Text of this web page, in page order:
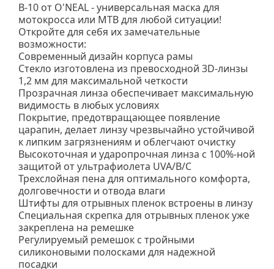
B-10 от O'NEAL - универсальная маска для
мотокросса или MTB для любой ситуации!
Откройте для себя их замечательные
возможности:
Современный дизайн корпуса рамы
Стекло изготовлена из превосходной 3D-линзы
1,2 мм для максимальной четкости
Прозрачная линза обеспечивает максимальную
видимость в любых условиях
Покрытие, предотвращающее появление
царапин, делает линзу чрезвычайно устойчивой
к липким загрязнениям и облегчают очистку
Высокоточная и ударопрочная линза с 100%-ной
защитой от ультрафиолета UVA/B/C
Трехслойная пена для оптимального комфорта,
долговечности и отвода влаги
Штифты для отрывных пленок встроены в линзу
Специальная скрепка для отрывных пленок уже
закреплена на ремешке
Регулируемый ремешок с тройными
силиконовыми полосками для надежной
посадки